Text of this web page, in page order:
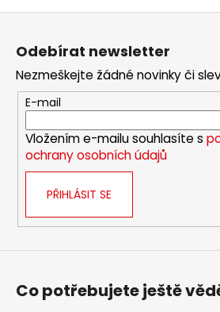
Z
Odebírat newsletter
Nezmeškejte žádné novinky či
E-mail
Vložením e-mailu souhlasíte s
ochrany osobních údajů
PŘIHLÁSIT SE
Co potřebujete ještě